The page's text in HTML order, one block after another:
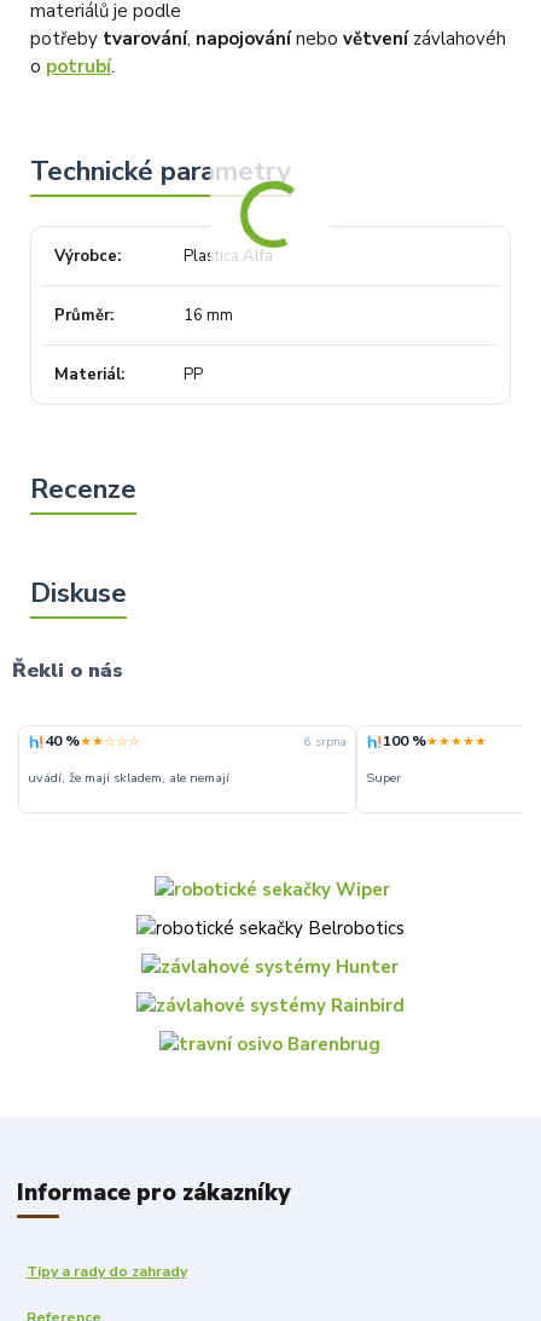
materiálů je podle
potřeby tvarování, napojovánínebovětvení závlahovéh
o potrubí.
Výrobce Plastica Alfa
Průměr 16 mm
Materiál PP
Řekli o nás
40 %★★☆☆☆ 6. srpna
uvádí, že mají skladem, ale nemají
100 %★★★★★
Super
Informace pro zákazníky
Tipy a rady do zahrady
Reference